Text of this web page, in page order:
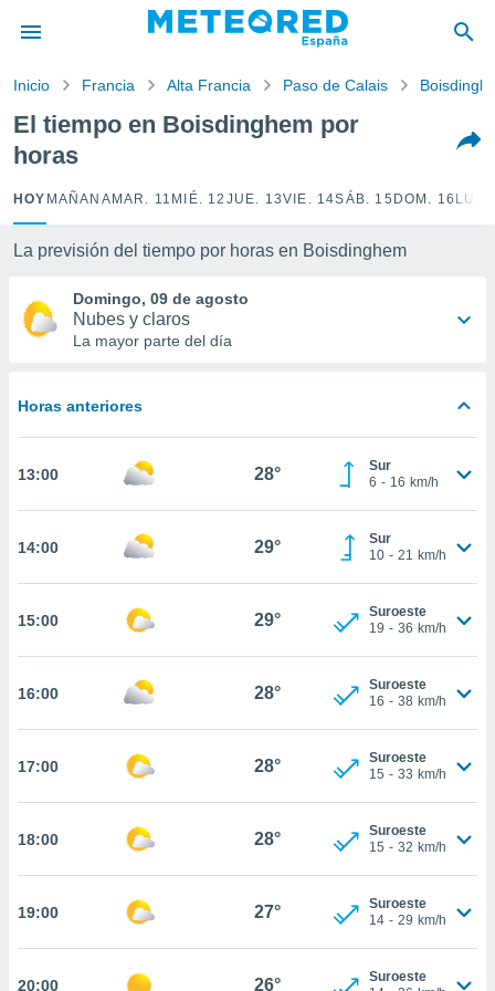
por
para
la
calidad.
a este
las
y
forma
basada
permite
coste.
botón
a la
todas
ya sean
nos
en
perfil
y
CONTINUAR
Inicio Francia Alta Francia Paso de Calais
El tiempo en Boisdinghem por
horas
HOY MAÑANA MAR. 11 MIÉ. 12 JUE. 13VIE. 14SÁB. 15 DOM. 16
La previsión del tiempo por horas en Boisdinghem
Domingo, 09 de agosto
Nubes y claros
La mayor parte del día
Horas anteriores
13:00 28°
Sur
6 - 16 km/h
14:00 29°
Sur
10 - 21 km/h
15:00 29°
Suroeste
19 - 36 km/h
16:00 28°
Suroeste
16 - 38 km/h
17:00 28°
Suroeste
15 - 33 km/h
18:00 28°
Suroeste
15 - 32 km/h
19:00 27°
Suroeste
14 - 29 km/h
20:00 26°
Suroeste